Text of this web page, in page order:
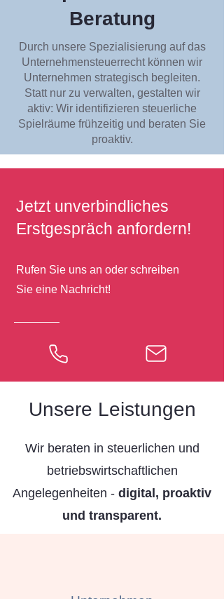
Beratung
Durch unsere Spezialisierung auf das
Unternehmensteuerrecht können wir
Unternehmen strategisch begleiten.
Statt nur zu verwalten, gestalten wir
aktiv: Wir identifizieren steuerliche
Spielräume frühzeitig und beraten Sie
proaktiv.
Jetzt unverbindliches
Erstgespräch anfordern!
Rufen Sie uns an oder schreiben
Sie eine Nachricht!
Unsere Leistungen
Wir beraten in steuerlichen und
betriebswirtschaftlichen
Angelegenheiten - digital, proaktiv
und transparent.​